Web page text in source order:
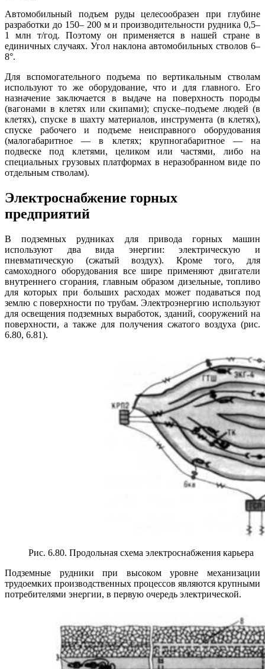
Автомобильный подъем руды целесообразен при глубине
разработки до 150– 200 м и производительности рудника 0,5–
1 млн т/год. Поэтому он применяется в нашей стране в
единичных случаях. Угол наклона автомобильных стволов 6–
8°.
Для вспомогательного подъема по вертикальным стволам
используют то же оборудование, что и для главного. Его
назначение заключается в выдаче на поверхность породы
(вагонами в клетях или скипами); спуске–подъеме людей (в
клетях), спуске в шахту материалов, инструмента (в клетях),
спуске рабочего и подъеме неисправного оборудования
(малогабаритное — в клетях; крупногабаритное — на
подвеске под клетями, целиком или частями, либо на
специальных грузовых платформах в неразобранном виде по
отдельным стволам).
Электроснабжение горных
предприятий
В подземных рудниках для привода горных машин
используют два вида энергии: электрическую и
пневматическую (сжатый воздух). Кроме того, для
самоходного оборудования все шире применяют двигатели
внутреннего сгорания, главным образом дизельные, топливо
для которых при больших расходах может подаваться под
землю с поверхности по трубам. Электроэнергию используют
для освещения подземных выработок, зданий, сооружений на
поверхности, а также для получения сжатого воздуха (рис.
6.80, 6.81).
Рис. 6.80. Продольная схема электроснабжения карьера
Подземные рудники при высоком уровне механизации
трудоемких производственных процессов являются крупными
потребителями энергии, в первую очередь электрической.